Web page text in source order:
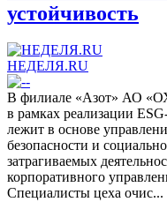
устойчивость
НЕДЕЛЯ.RU
В филиале «Азот» АО
в рамках реализации
лежит в основе
безопасности и
затрагиваемых
корпоративного
Специалисты цеха очис...